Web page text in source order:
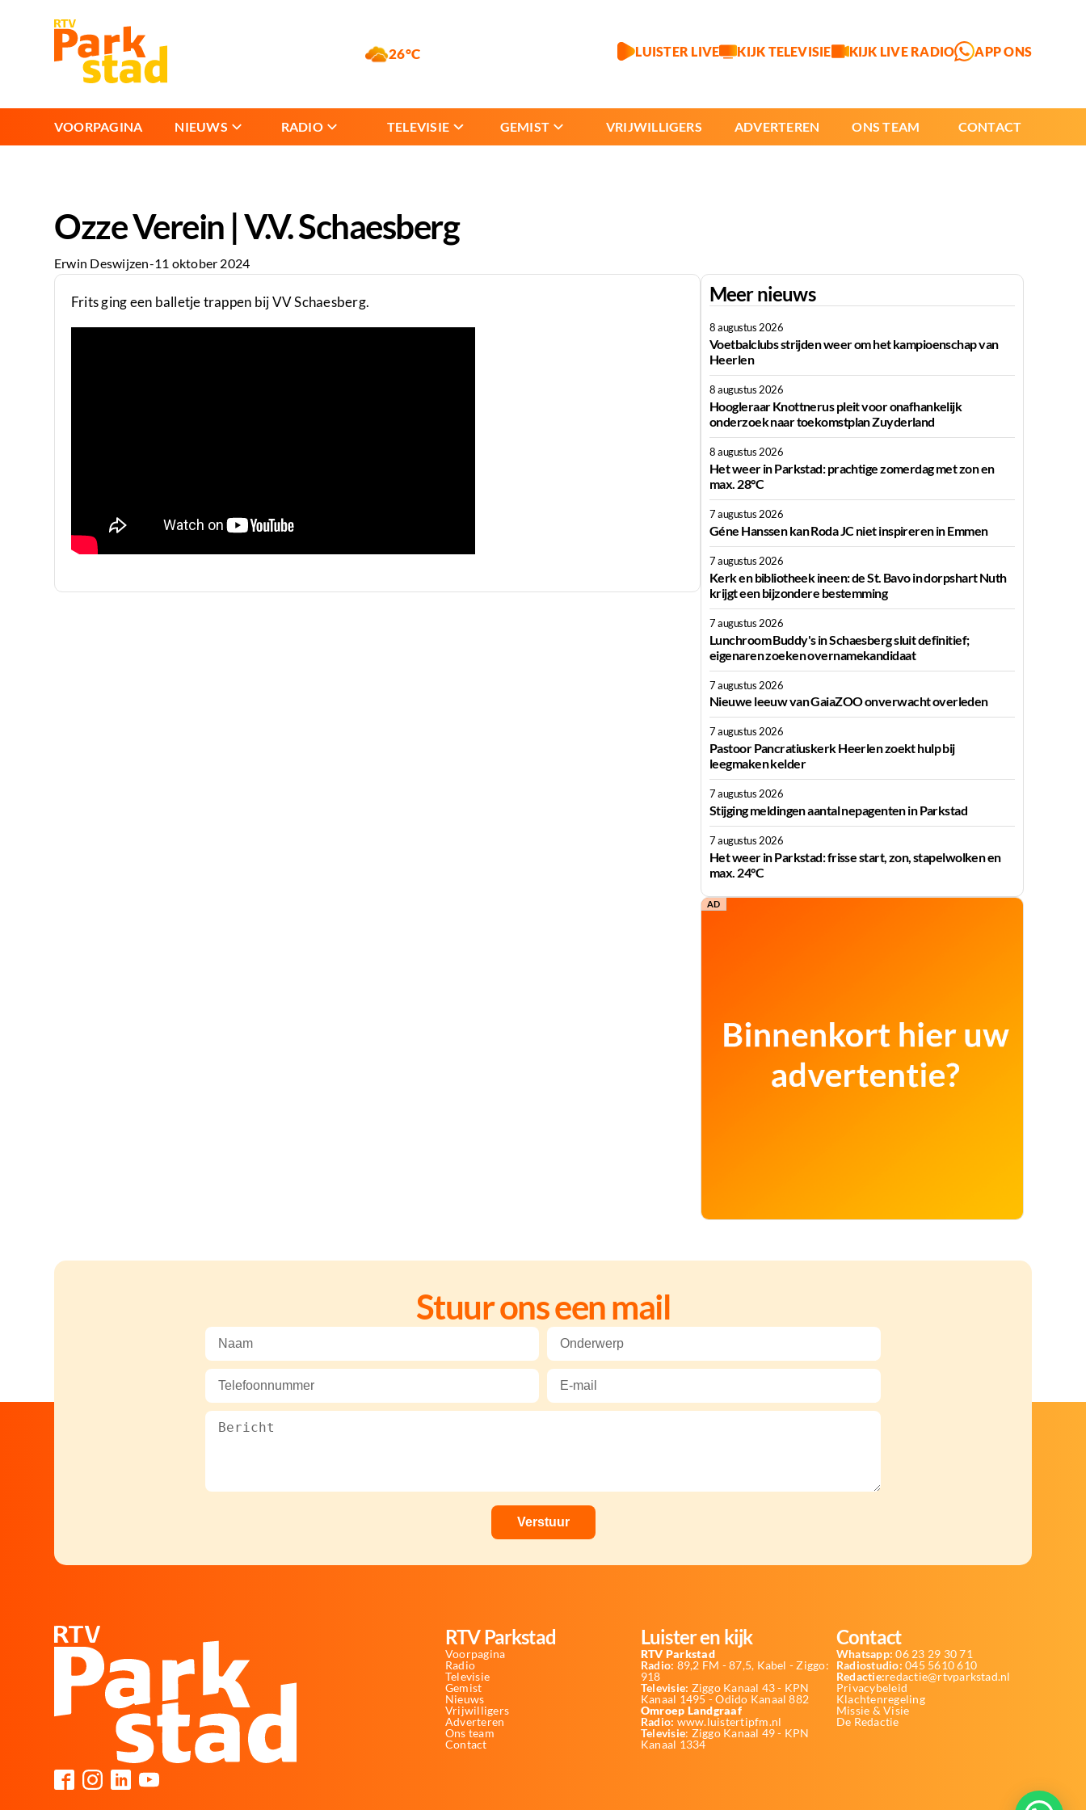
26°C LUISTER LIVE KIJK TELEVISIE KIJK LIVE RADIO APP ONS
VOORPAGINA NIEUWS RADIO TELEVISIE GEMIST VRIJWILLIGERS ADVERTEREN ONS TEAM CONTACT
Ozze Verein | V.V. Schaesberg
Erwin Deswijzen-11 oktober 2024
Frits ging een balletje trappen bij VV Schaesberg. Meer nieuws
8 augustus 2026
Voetbalclubs strijden weer om het kampioenschap van
Heerlen
8 augustus 2026
Hoogleraar Knottnerus pleit voor onafhankelijk
onderzoek naar toekomstplan Zuyderland
8 augustus 2026
Het weer in Parkstad: prachtige zomerdag met zon en
max. 28°C
7 augustus 2026
Géne Hanssen kan Roda JC niet inspireren in Emmen
7 augustus 2026
Kerk en bibliotheek ineen: de St. Bavo in dorpshart Nuth
krijgt een bijzondere bestemming
7 augustus 2026
Lunchroom Buddy's in Schaesberg sluit definitief;
eigenaren zoeken overnamekandidaat
7 augustus 2026
Nieuwe leeuw van GaiaZOO onverwacht overleden
7 augustus 2026
Pastoor Pancratiuskerk Heerlen zoekt hulp bij
leegmaken kelder
7 augustus 2026
Stijging meldingen aantal nepagenten in Parkstad
7 augustus 2026
Het weer in Parkstad: frisse start, zon, stapelwolken en
max. 24°C
AD
Stuur ons een mail
RTV Parkstad
Voorpagina
Radio
Televisie
Gemist
Nieuws
Vrijwilligers
Adverteren
Ons team
Contact
Luister en kijk
RTV Parkstad
Radio: 89,2 FM - 87,5, Kabel - Ziggo:
918
Televisie: Ziggo Kanaal 43 - KPN
Kanaal 1495 - Odido Kanaal 882
Omroep Landgraaf
Radio: www.luistertipfm.nl
Televisie: Ziggo Kanaal 49 - KPN
Kanaal 1334
Contact
Whatsapp: 06 23 29 30 71
Radiostudio: 045 5610 610
Redactie:redactie@rtvparkstad.nl
Privacybeleid
Klachtenregeling
Missie & Visie
De Redactie